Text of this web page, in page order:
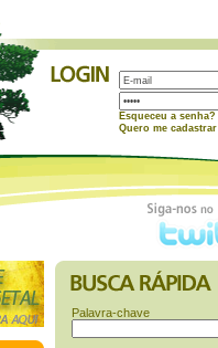
Esqueceu a senha?
Quero me cadastrar
Palavra-chave